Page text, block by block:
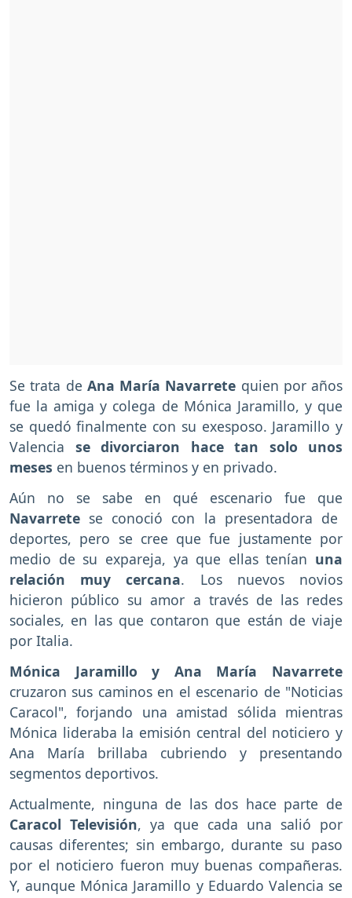
Se trata de Ana María Navarrete quien por años
fue la amiga y colega de Mónica Jaramillo, y que
se quedó finalmente con su exesposo. Jaramillo y
Valencia se divorciaron hace tan solo unos
meses en buenos términos y en privado.
Aún no se sabe en qué escenario fue que
Navarrete se conoció con la presentadora de
deportes, pero se cree que fue justamente por
medio de su expareja, ya que ellas tenían una
relación muy cercana. Los nuevos novios
hicieron público su amor a través de las redes
sociales, en las que contaron que están de viaje
por Italia.
Mónica Jaramillo y Ana María Navarrete
cruzaron sus caminos en el escenario de "Noticias
Caracol", forjando una amistad sólida mientras
Mónica lideraba la emisión central del noticiero y
Ana María brillaba cubriendo y presentando
segmentos deportivos.
Actualmente, ninguna de las dos hace parte de
Caracol Televisión, ya que cada una salió por
causas diferentes; sin embargo, durante su paso
por el noticiero fueron muy buenas compañeras.
Y, aunque Mónica Jaramillo y Eduardo Valencia se